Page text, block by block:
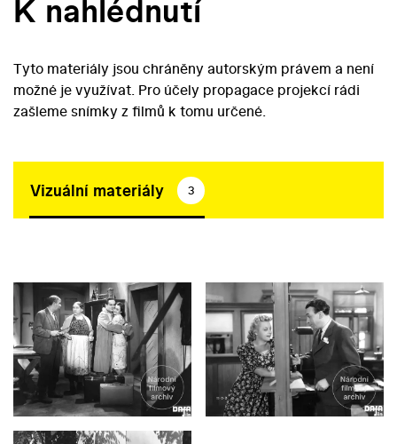
K nahlédnutí
Tyto materiály jsou chráněny autorským právem a není
možné je využívat. Pro účely propagace projekcí rádi
zašleme snímky z filmů k tomu určené.
Vizuální materiály 3